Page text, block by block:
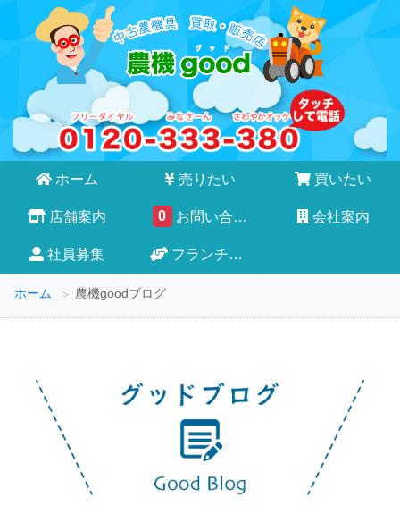
ホーム 売りたい 買いたい
店舗案内 0 お問い合わせ 会社案内
社員募集 フランチャイズ
ホーム 農機goodブログ